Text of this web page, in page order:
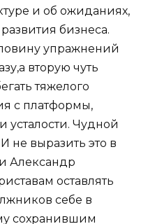
и об ожиданиях,
бизнеса.
упражнений
вторую чуть
тяжелого
с платформы,
усталости. Чудной
не выразить это в
Александр
оставлять
себе в
сохранившим